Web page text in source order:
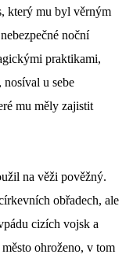
který mu byl věrným
noční
praktikami,
nosíval u sebe
mu měly zajistit
na věži pověžný.
obřadech, ale
cizích vojsk a
ohroženo, v tom